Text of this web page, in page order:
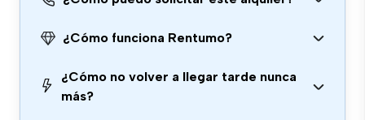
¿Cómo funciona Rentumo?
¿Cómo no volver a llegar tarde nunca
más?